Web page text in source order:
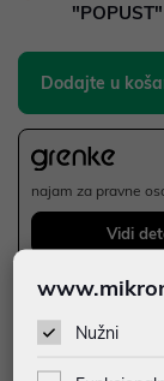
Dodajte u
najam za pravne
Vidi
SIGURNA
Nužni